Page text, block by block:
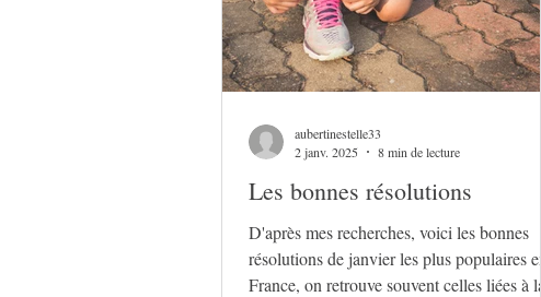
Les bonnes résolutions
D'après mes recherches, voici les bonnes
résolutions de janvier les plus populaires en
France, on retrouve souvent celles liées à la
aubertinestelle33
2 janv. 2025
8 min de lecture